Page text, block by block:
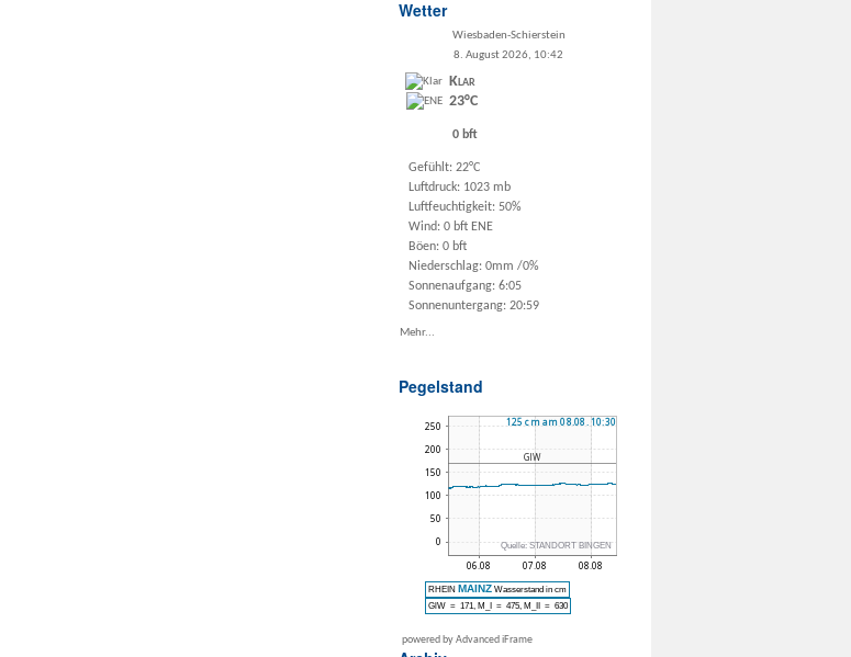
Wetter
Wiesbaden-Schierstein
8. August 2026, 10:42
Klar
23°C
0 bft
Gefühlt: 22°C
Luftdruck: 1023 mb
Luftfeuchtigkeit: 50%
Wind: 0 bft ENE
Böen: 0 bft
Niederschlag: 0mm /0%
Sonnenaufgang: 6:05
Sonnenuntergang: 20:59
Mehr...
Pegelstand
powered by Advanced iFrame